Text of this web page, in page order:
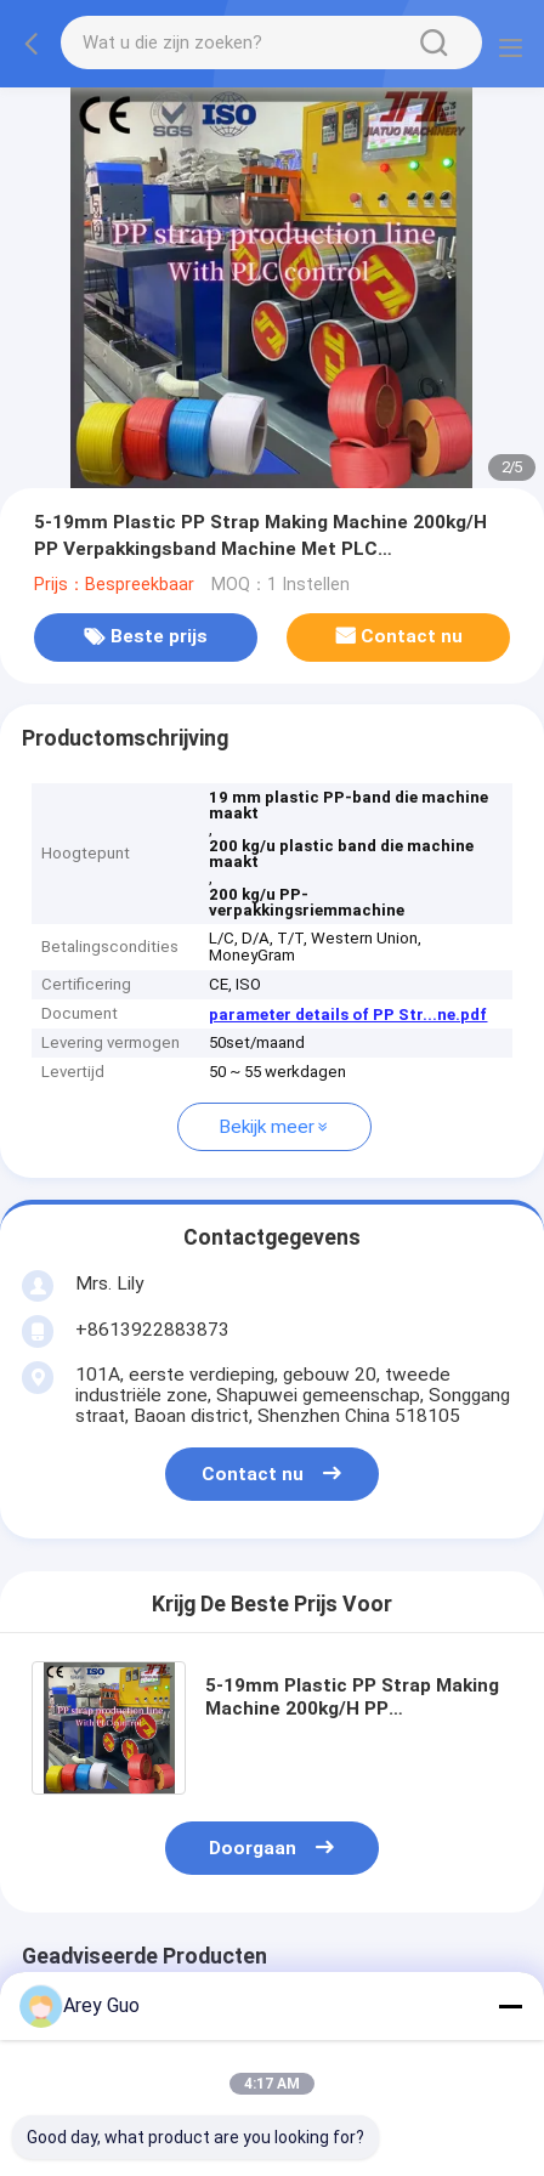
2/5
5-19mm Plastic PP Strap Making Machine 200kg/H
PP Verpakkingsband Machine Met PLC
Besturingssysteem
Prijs：Bespreekbaar MOQ：1 Instellen
Beste prijs Contact nu
Productomschrijving
Hoogtepunt
19 mm plastic PP-band die machine
maakt
,
200 kg/u plastic band die machine
maakt
,
200 kg/u PP-
verpakkingsriemmachine
Betalingscondities
L/C, D/A, T/T, Western Union,
MoneyGram
Certificering
CE, ISO
Document
parameter details of PP Str...ne.pdf
Levering vermogen
50set/maand
Levertijd
50 ~ 55 werkdagen
Bekijk meer
Contactgegevens
Mrs. Lily
+8613922883873
101A, eerste verdieping, gebouw 20, tweede
industriële zone, Shapuwei gemeenschap, Songgang
straat, Baoan district, Shenzhen China 518105
Contact nu
Krijg De Beste Prijs Voor
5-19mm Plastic PP Strap Making
Machine 200kg/H PP
Doorgaan
Geadviseerde Producten
Arey Guo
4:17 AM
Good day, what product are you looking for?